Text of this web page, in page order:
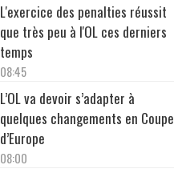
L'exercice des penalties réussit
que très peu à l'OL ces derniers
temps
08:45
L’OL va devoir s’adapter à
quelques changements en Coupe
d’Europe
08:00